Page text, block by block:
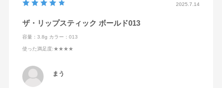
2025.7.14
ザ・リップスティック ボールド013
容量：3.8g カラー：013
使った満足度:★★★★
まう